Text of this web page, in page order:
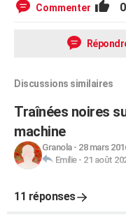
Commenter 0
Discussions similaires
Traînées noires
machine
Granola- 28 mars
Emilie- 21 août
11 réponses